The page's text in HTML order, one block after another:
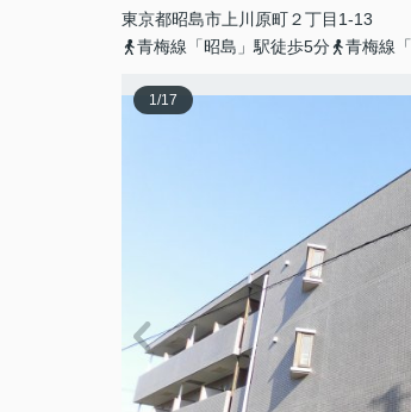
東京都昭島市 上川原町２丁目1-13
青梅線「昭島」駅徒歩5分
青梅線
1/17